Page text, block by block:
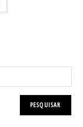
PESQUISAR